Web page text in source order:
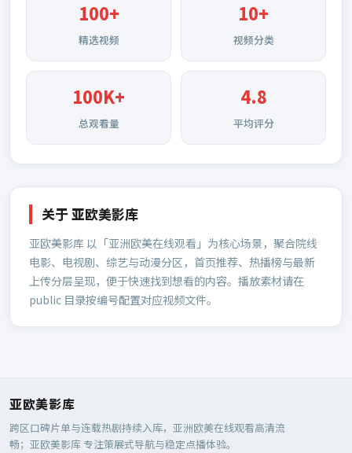
100+
精选视频
10+
视频分类
100K+
总观看量
4.8
平均评分
关于亚欧美影库
亚欧美影库 以「亚洲欧美在线观看」为核心场景，聚合院线
电影、电视剧、综艺与动漫分区，首页推荐、热播榜与最新
上传分层呈现，便于快速找到想看的内容。播放素材请在
public 目录按编号配置对应视频文件。
亚欧美影库
跨区口碑片单与连载热剧持续入库，亚洲欧美在线观看高清流
畅； 亚欧美影库 专注策展式导航与稳定点播体验。